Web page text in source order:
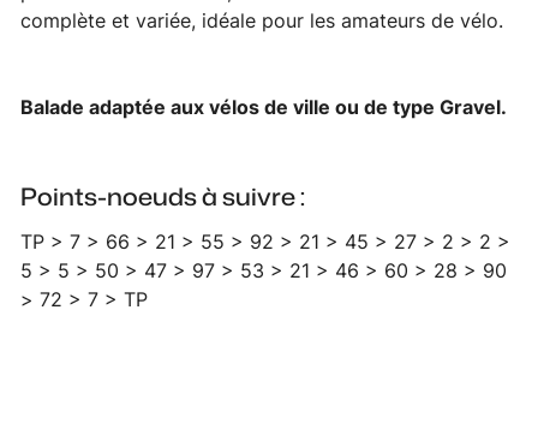
complète et variée, idéale pour les amateurs de vélo.
Balade adaptée aux vélos de ville ou de type Gravel.
Points-noeuds à suivre :
TP > 7 > 66 > 21 > 55 > 92 > 21 > 45 > 27 > 2 > 2 >
5 > 5 > 50 > 47 > 97 > 53 > 21 > 46 > 60 > 28 > 90
> 72 > 7 > TP